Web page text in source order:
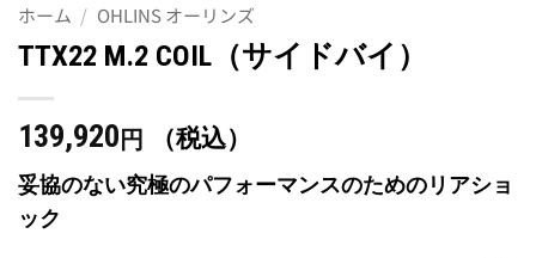
ホーム / OHLINS オーリンズ
TTX22 M.2 COIL（サイドバイ）
139,920 円 （税込）
妥協のない究極のパフォーマンスのためのリアショ
ック